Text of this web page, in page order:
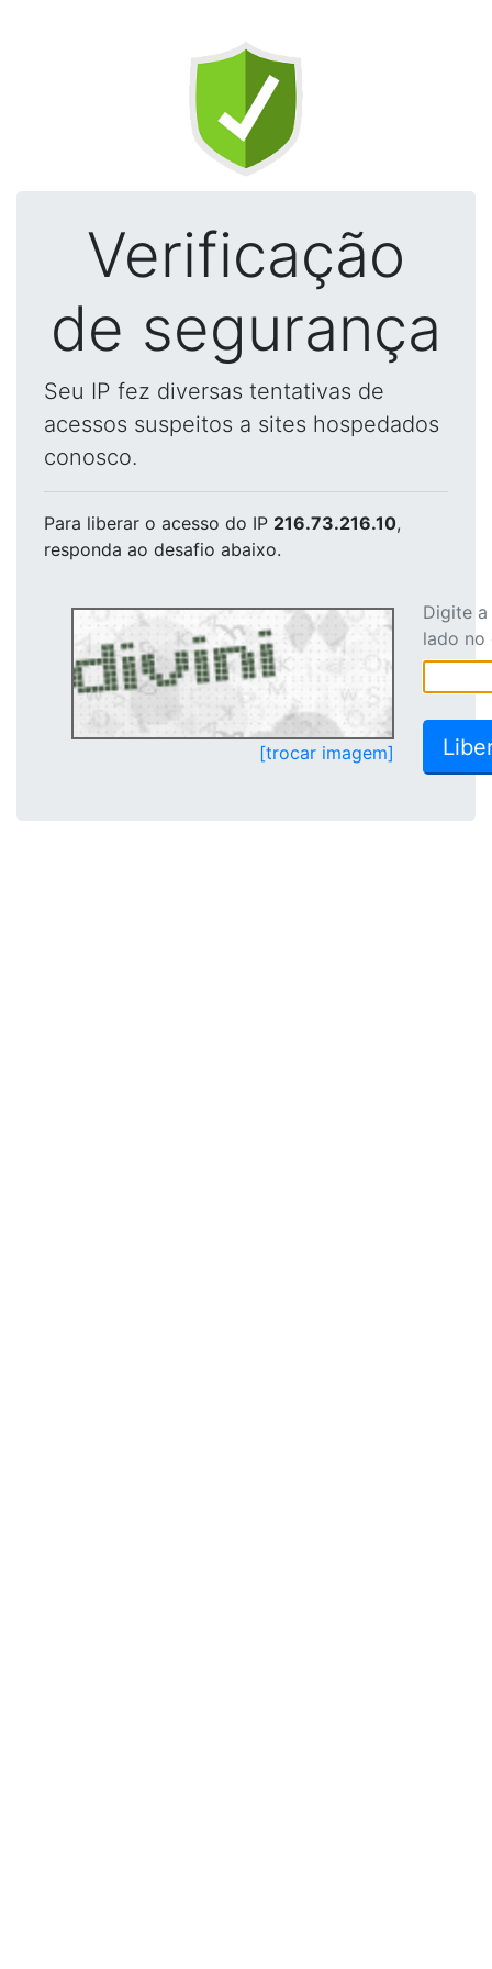
Verificação
de segurança
Seu IP fez diversas tentativas de
acessos suspeitos a sites hospedados
conosco.
Para liberar o acesso do IP 216.73.216.10,
responda ao desafio abaixo.
[trocar imagem]
Digite
lado no